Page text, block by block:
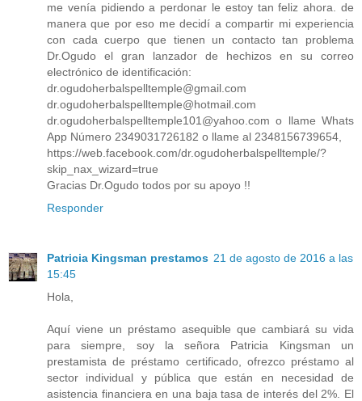
me venía pidiendo a perdonar le estoy tan feliz ahora. de
manera que por eso me decidí a compartir mi experiencia
con cada cuerpo que tienen un contacto tan problema
Dr.Ogudo el gran lanzador de hechizos en su correo
electrónico de identificación:
dr.ogudoherbalspelltemple@gmail.com
dr.ogudoherbalspelltemple@hotmail.com
dr.ogudoherbalspelltemple101@yahoo.com o llame Whats
App Número 2349031726182 o llame al 2348156739654,
https://web.facebook.com/dr.ogudoherbalspelltemple/?
skip_nax_wizard=true
Gracias Dr.Ogudo todos por su apoyo !!
Responder
Patricia Kingsman prestamos 21 de agosto de 2016 a las
15:45
Hola,
Aquí viene un préstamo asequible que cambiará su vida
para siempre, soy la señora Patricia Kingsman un
prestamista de préstamo certificado, ofrezco préstamo al
sector individual y pública que están en necesidad de
asistencia financiera en una baja tasa de interés del 2%. El